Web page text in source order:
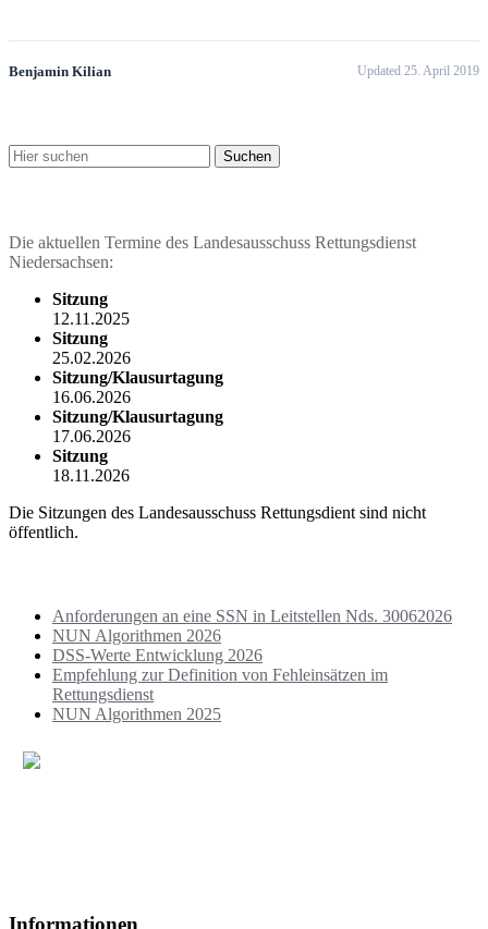
Benjamin Kilian Updated 25. April 2019
Die aktuellen Termine des Landesausschuss Rettungsdienst
Niedersachsen:
Sitzung
12.11.2025
Sitzung
25.02.2026
Sitzung/Klausurtagung
16.06.2026
Sitzung/Klausurtagung
17.06.2026
Sitzung
18.11.2026
Die Sitzungen des Landesausschuss Rettungsdient sind nicht
öffentlich.
Anforderungen an eine SSN in Leitstellen Nds. 30062026
NUN Algorithmen 2026
DSS-Werte Entwicklung 2026
Empfehlung zur Definition von Fehleinsätzen im
Rettungsdienst
NUN Algorithmen 2025
Informationen